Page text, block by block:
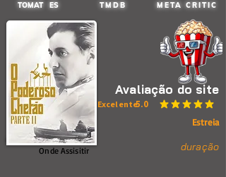
TOMAT ES TMDB META CRITIC
Avaliação do site
5.0
classificação média é
Excelente
Estreia
duração
Onde Assisitir